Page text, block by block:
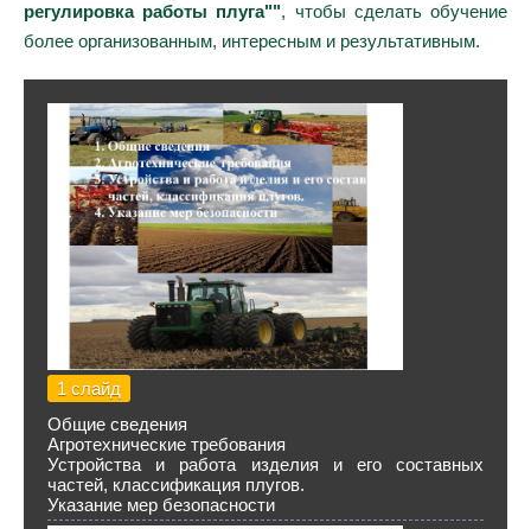
регулировка работы плуга"", чтобы сделать обучение
более организованным, интересным и результативным.
1 слайд
Общие сведения
Агротехнические требования
Устройства и работа изделия и его составных
частей, классификация плугов.
Указание мер безопасности